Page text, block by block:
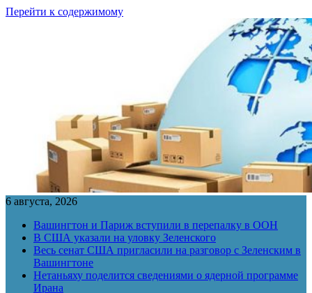
Перейти к содержимому
6 августа, 2026
Вашингтон и Париж вступили в перепалку в ООН
В США указали на уловку Зеленского
Весь сенат США пригласили на разговор с Зеленским в
Вашингтоне
Нетаньяху поделится сведениями о ядерной программе
Ирана